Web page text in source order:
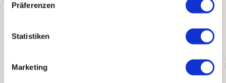
Präferenzen
Statistiken
Marketing